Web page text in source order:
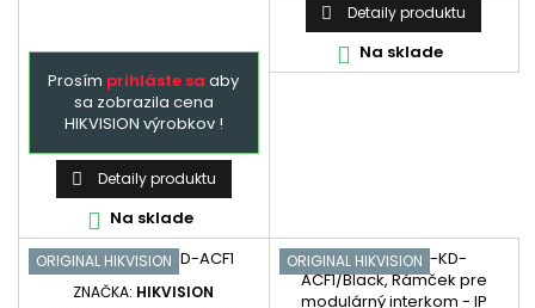
Prosím prihláste sa aby
sa zobrazila cena
HIKVISION výrobkov !
 Detaily produktu
 Na sklade
 Detaily produktu
 Na sklade
ORIGINAL HIKVISION
ZNAČKA: HIKVISION
ORIGINAL HIKVISION